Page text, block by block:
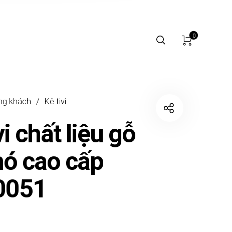
0
khách / Kệ tivi
chất liệu gỗ
cao cấp